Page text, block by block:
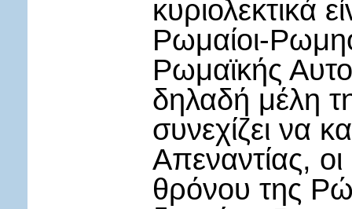
κυριολεκτικά
Ρωμαίοι-
Ρωμαϊκής
δηλαδή μέλη
συνεχίζει να
Απεναντίας,
θρόνου της